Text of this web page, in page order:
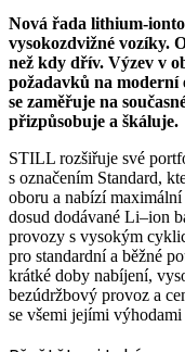
Nová řada lithium-
vysokozdvižné vozíky.
než kdy dřív. Výzev v
požadavků na moderní
se zaměřuje na
přizpůsobuje a škáluje.
STILL rozšiřuje své
s označením Standard,
oboru a nabízí
dosud dodávané Li–ion
provozy s vysokým
pro standardní a běžné
krátké doby nabíjení,
bezúdržbový provoz a
se všemi jejími